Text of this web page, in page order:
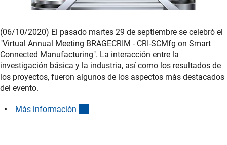
(06/10/2020) El pasado martes 29 de septiembre se celebró el
"Virtual Annual Meeting BRAGECRIM - CRI-SCMfg on Smart
Connected Manufacturing". La interacción entre la
investigación básica y la industria, así como los resultados de
los proyectos, fueron algunos de los aspectos más destacados
del evento.
Más información